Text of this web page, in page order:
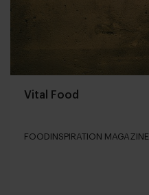
Vital Food
FOODINSPIRATION MAGAZINE